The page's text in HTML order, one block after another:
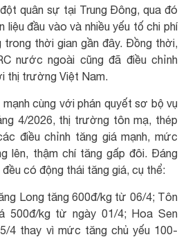
quân sự tại Trung Đông, qua đó
liệu đầu vào và nhiều yếu tố chi phí
trong thời gian gần đây. Đồng thời,
nước ngoài cũng đã điều chỉnh
thị trường Việt Nam.
cùng với phán quyết sơ bộ vụ
4/2026, thị trường tôn mạ, thép
điều chỉnh tăng giá mạnh, mức
lên, thậm chí tăng gấp đôi. Đáng
có động thái tăng giá, cụ thể:
Long tăng 600đ/kg từ 06/4; Tôn
500đ/kg từ ngày 01/4; Hoa Sen
4 thay vì mức tăng chủ yếu 100-